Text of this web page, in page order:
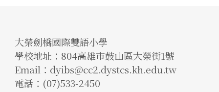
大榮劍橋國際雙語小學
學校地址：804高雄市鼓山區大榮街1號
Email：dyibs@cc2.dystcs.kh.edu.tw
電話：(07)533-2450